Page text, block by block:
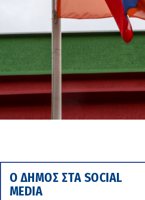
Ο ΔΗΜΟΣ ΣΤΑ SOCIAL
MEDIA